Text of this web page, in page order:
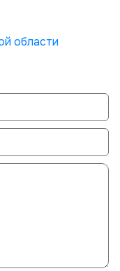
области